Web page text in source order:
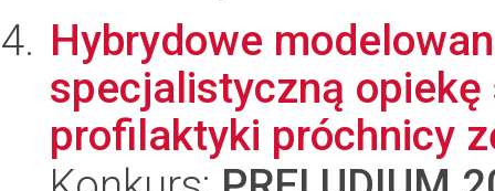
Hybrydowe
specjalistyczną
profilaktyki próchnicy